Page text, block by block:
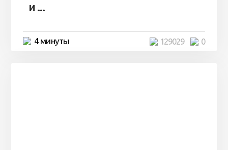
и ...
4 минуты 0
129029